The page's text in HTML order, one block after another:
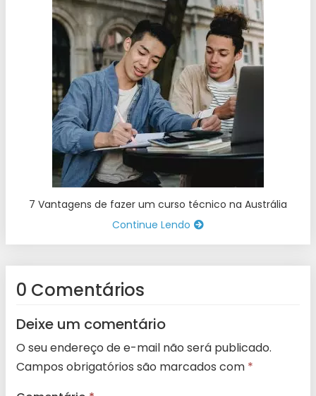
7 Vantagens de fazer um curso técnico na Austrália
Continue Lendo
0 Comentários
Deixe um comentário
O seu endereço de e-mail não será publicado.
Campos obrigatórios são marcados com *